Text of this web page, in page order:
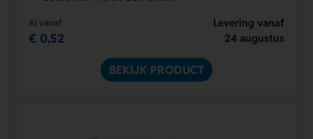
Al vanaf
€ 0,52
Levering vanaf
24 augustus
BEKIJK PRODUCT